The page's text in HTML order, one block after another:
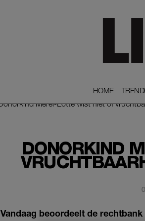
HOME
HOME
DONORKIND
Vandaag beoordeelt de